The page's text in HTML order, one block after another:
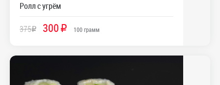
Ролл с угрём
375R 300R 100грамм